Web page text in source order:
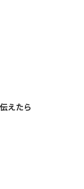
えたら